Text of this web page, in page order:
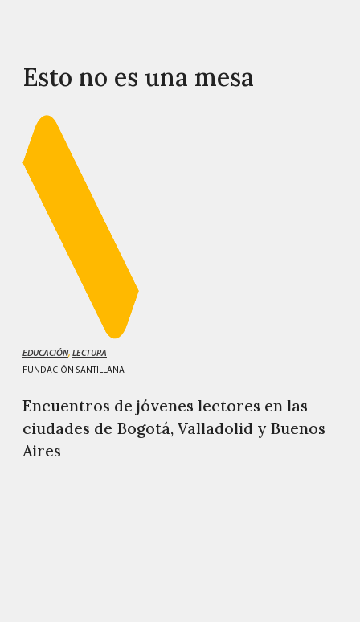
Esto no es una mesa
EDUCACIÓN, LECTURA
FUNDACIÓN SANTILLANA
Encuentros de jóvenes lectores en las
ciudades de Bogotá, Valladolid y Buenos
Aires